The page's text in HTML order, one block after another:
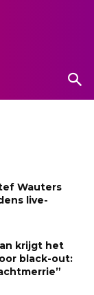
Wauters
live-
krijgt het
black-out: